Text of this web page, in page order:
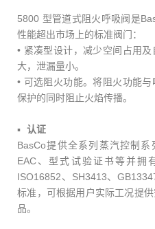
5800 型管道式阻火呼吸阀是
性能超出市场上的标准阀门：
• 紧凑型设计，减少空间占用
大，泄漏量小。
• 可选阻火功能。将阻火功能
保护的同时阻止火焰传播。
认证
BasCo提供全系列蒸汽控制系
EAC、型式试验证书等并拥
ISO16852、SH3413、
标准，可根据用户实际工况提
品。